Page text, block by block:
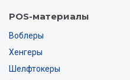
POS-материалы
Воблеры
Хенгеры
Шелфтокеры